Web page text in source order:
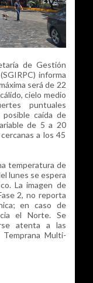
de Gestión
informa
será de 22
cielo medio
puntuales
caída de
de 5 a 20
a los 45
temperatura de
lunes se espera
La imagen de
2, no reporta
en caso de
el Norte. Se
atenta a las
Multi-